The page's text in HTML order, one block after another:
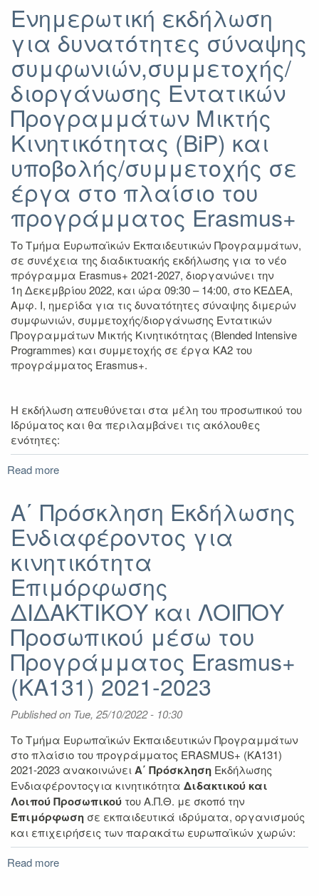
μέσω
2023
Ενημερωτική εκδήλωση
για δυνατότητες σύναψης
συμφωνιών,συμμετοχής/
διοργάνωσης Εντατικών
Προγραμμάτων Μικτής
Κινητικότητας (BiP) και
υποβολής/συμμετοχής σε
έργα στο πλαίσιο του
προγράμματος Erasmus+
Το Τμήμα Ευρωπαϊκών Εκπαιδευτικών Προγραμμάτων,
σε συνέχεια της διαδικτυακής εκδήλωσης για το νέο
πρόγραμμα Erasmus+ 2021-2027, διοργανώνει την
1ηΔεκεμβρίου 2022, και ώρα 09:30 – 14:00, στο ΚΕΔΕΑ,
Αμφ. Ι, ημερίδα για τις δυνατότητες σύναψης διμερών
συμφωνιών, συμμετοχής/διοργάνωσης Εντατικών
Προγραμμάτων Μικτής Κινητικότητας (Blended Intensive
Programmes) και συμμετοχής σε έργα ΚΑ2 του
προγράμματος Erasmus+.
Η εκδήλωση απευθύνεται στα μέλη του προσωπικού του
Ιδρύματος και θα περιλαμβάνει τις ακόλουθες
ενότητες:
Read more
για
δυνατότητες
σύναψης
συμφωνιών,συμμετοχής/
διοργάνωσης
Εντατικών
Προγραμμάτων
Μικτής
Κινητικότητας
(BiP)
και
υποβολής/
συμμετοχής
έργα
στο
πλαίσιο
του
προγράμματος
Erasmus+
Α΄ Πρόσκληση Εκδήλωσης
Ενδιαφέροντος για
κινητικότητα
Επιμόρφωσης
ΔΙΔΑΚΤΙΚΟΥ και ΛΟΙΠΟΥ
Προσωπικού μέσω του
Προγράμματος Erasmus+
(KA131) 2021-2023
Published on Tue, 25/10/2022 - 10:30
Το Τμήμα Ευρωπαϊκών Εκπαιδευτικών Προγραμμάτων
στο πλαίσιο του προγράμματος ERASMUS+ (KA131)
2021-2023 ανακοινώνει Α΄ Πρόσκληση Εκδήλωσης
Ενδιαφέροντοςγια κινητικότητα Διδακτικού και
Λοιπού Προσωπικού του Α.Π.Θ. με σκοπό την
Επιμόρφωση σε εκπαιδευτικά ιδρύματα, οργανισμούς
και επιχειρήσεις των παρακάτω ευρωπαϊκών χωρών:
Read more